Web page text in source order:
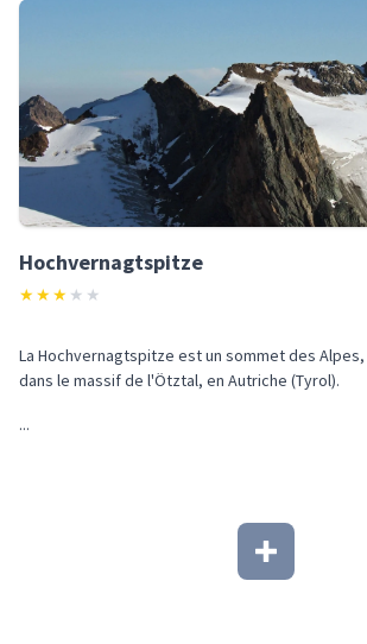
Hochvernagtspitze
★★★ ★ ★
La Hochvernagtspitze est un sommet des
dans le massif de l'Ötztal, en Autriche (Tyrol).
...